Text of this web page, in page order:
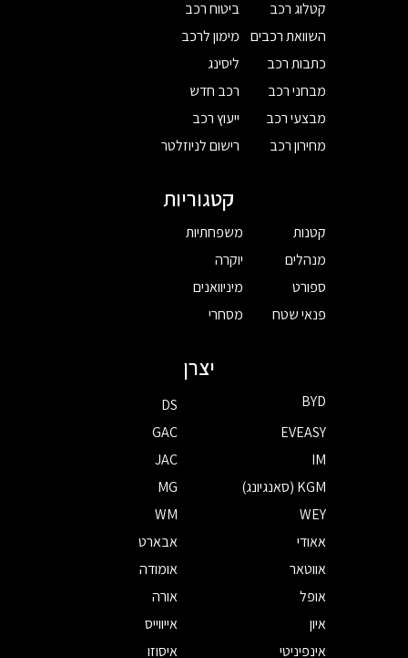
קטלוג רכב
השוואת רכבים
כתבות רכב
מבחני רכב
מבצעי רכב
מחירון רכב
ביטוח רכב
מימון לרכב
ליסינג
רכב חדש
ייעוץ רכב
רישום לניוזלטר
קטגוריות
קטנות
מנהלים
ספורט
פנאי שטח
משפחתיות
יוקרה
מיניוואנים
מסחרי
יצרן
BYD
DS
EVEASY
GAC
IM
JAC
KGM (סאנגיונג)
MG
WEY
WM
אאודי
אבארט
אווטאר
אומודה
אופל
אורה
איון
אייווייס
אינפיניטי
איסוזו